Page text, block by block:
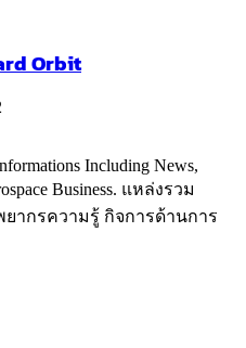
Orbit
Including News,
Business. แหล่งรวม
ากรความรู้ กิจการด้านการ